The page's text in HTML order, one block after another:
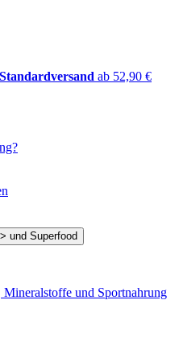
ab 52,90 €
Mineralstoffe und Sportnahrung